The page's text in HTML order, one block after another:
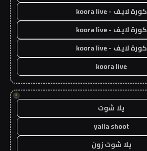
كورة لايف - koora live
كورة لايف - koora live
كورة لايف - koora live
koora live
!
يلا شوت
yalla shoot
يلا شوت زون